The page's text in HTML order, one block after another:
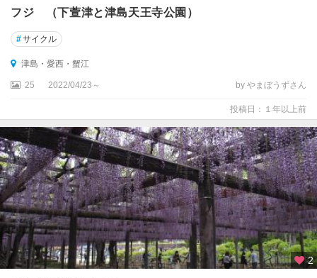
フジ （下萱津と津島天王寺公園）
#サイクル
津島・愛西・蟹江
25 2022/04/23～ by やまぼうずさん
投稿日：１年以上前
2